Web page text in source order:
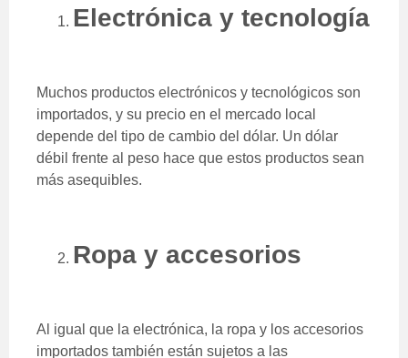
Electrónica y tecnología
Muchos productos electrónicos y tecnológicos son
importados, y su precio en el mercado local
depende del tipo de cambio del dólar. Un dólar
débil frente al peso hace que estos productos sean
más asequibles.
Ropa y accesorios
Al igual que la electrónica, la ropa y los accesorios
importados también están sujetos a las